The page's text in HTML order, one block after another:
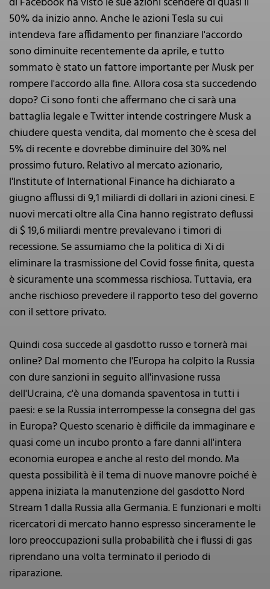
50% da inizio anno. Anche le azioni Tesla su cui
intendeva fare affidamento per finanziare l'accordo
sono diminuite recentemente da aprile, e tutto
sommato è stato un fattore importante per Musk per
rompere l'accordo alla fine. Allora cosa sta succedendo
dopo? Ci sono fonti che affermano che ci sarà una
battaglia legale e Twitter intende costringere Musk a
chiudere questa vendita, dal momento che è scesa del
5% di recente e dovrebbe diminuire del 30% nel
prossimo futuro. Relativo al mercato azionario,
l'Institute of International Finance ha dichiarato a
giugno afflussi di 9,1 miliardi di dollari in azioni cinesi. E
nuovi mercati oltre alla Cina hanno registrato deflussi
di $ 19,6 miliardi mentre prevalevano i timori di
recessione. Se assumiamo che la politica di Xi di
eliminare la trasmissione del Covid fosse finita, questa
è sicuramente una scommessa rischiosa. Tuttavia, era
anche rischioso prevedere il rapporto teso del governo
con il settore privato.
Quindi cosa succede al gasdotto russo e tornerà mai
online? Dal momento che l'Europa ha colpito la Russia
con dure sanzioni in seguito all'invasione russa
dell'Ucraina, c'è una domanda spaventosa in tutti i
paesi: e se la Russia interrompesse la consegna del gas
in Europa? Questo scenario è difficile da immaginare e
quasi come un incubo pronto a fare danni all'intera
economia europea e anche al resto del mondo. Ma
questa possibilità è il tema di nuove manovre poiché è
appena iniziata la manutenzione del gasdotto Nord
Stream 1 dalla Russia alla Germania. E funzionari e molti
ricercatori di mercato hanno espresso sinceramente le
loro preoccupazioni sulla probabilità che i flussi di gas
riprendano una volta terminato il periodo di
riparazione.